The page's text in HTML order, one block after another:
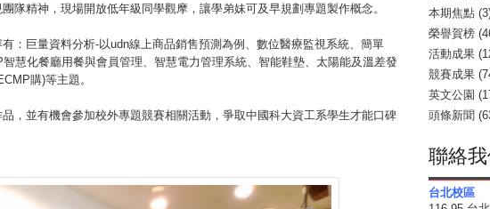
隊精神，現場開放低年級同學觀摩，讓學弟妹可及早規劃專題製作概念。
：巨量資料分析-以udn線上商品銷售預測為例、數位醫療監視系統、簡單
慧化餐廳用餐與會員管理、智慧電力管理系統、智能鞋墊、太陽能及溫差發
購)等主題。
，並有機會參加校外專題競賽相關活動，爭取中國科大資工系學生才能口碑
本期焦點
榮譽賀榜
活動成果
競賽成果
英文公園
頭條新聞
聯絡
台北校區